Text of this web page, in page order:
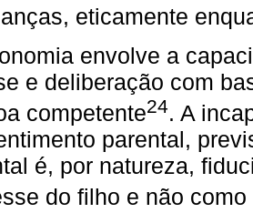
eticamente
envolve a
e deliberação com
competente24. A
parental,
é, por natureza,
do filho e não